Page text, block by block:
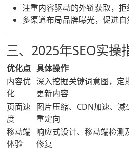
注重内容驱动的外链获取，
多渠道布局品牌曝光，促进
三、2025年SEO实操
优化点 具体操作
内容优
化
深入挖掘关键词意图，定
更新内容
页面速
度
图片压缩、CDN加速、减
重定向
移动端
体验
响应式设计、移动端检测
修复